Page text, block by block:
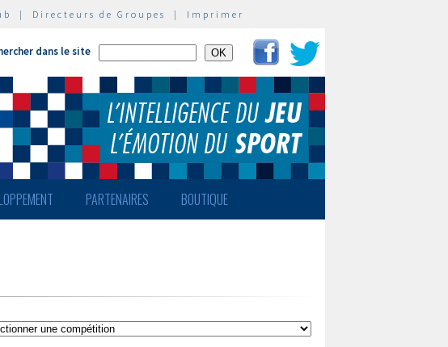
| Directeurs de Groupes | Imprimer
dans le site
PARTENAIRES BOUTIQUE